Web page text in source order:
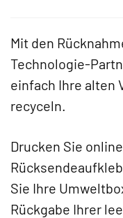
Mit den
Technologie-
einfach Ihre alten
recyceln.
Drucken Sie
Sie Ihre
Rückgabe Ihrer